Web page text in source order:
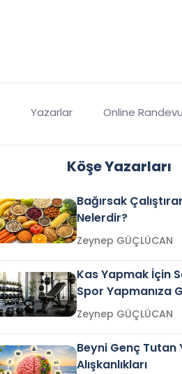
Yazarlar Online Randevu
Köşe Yazarları
Bağırsak
Nelerdir?
Zeynep GÜÇLÜCAN
Kas Yapmak İçin
Spor Yapmanıza
Zeynep GÜÇLÜCAN
Beyni Genç Tutan
Alışkanlıkları